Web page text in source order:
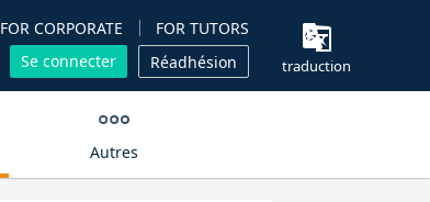
FOR CORPORATE
FOR TUTORS
Se connecter Réadhésion traduction
Autres